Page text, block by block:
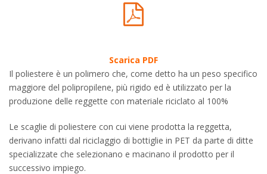
Scarica PDF
Il poliestere è un polimero che, come detto ha un peso specifico
maggiore del polipropilene, più rigido ed è utilizzato per la
produzione delle reggette con materiale riciclato al 100%
Le scaglie di poliestere con cui viene prodotta la reggetta,
derivano infatti dal riciclaggio di bottiglie in PET da parte di ditte
specializzate che selezionano e macinano il prodotto per il
successivo impiego.